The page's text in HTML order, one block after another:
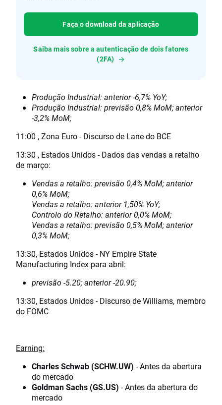
Faça o download da aplicação
Saiba mais sobre a autenticação de dois fatores
(2FA)
Produção Industrial: anterior -6,7% YoY;
Produção Industrial: previsão 0,8% MoM; anterior
-3,2% MoM;
11:00 , Zona Euro - Discurso de Lane do BCE
13:30 , Estados Unidos - Dados das vendas a retalho
de março:
Vendas a retalho: previsão 0,4% MoM; anterior
0,6% MoM;
Vendas a retalho: anterior 1,50% YoY;
Controlo do Retalho: anterior 0,0% MoM;
Vendas a retalho: previsão 0,5% MoM; anterior
0,3% MoM;
13:30, Estados Unidos - NY Empire State
Manufacturing Index para abril:
previsão -5.20; anterior -20.90;
13:30, Estados Unidos - Discurso de Williams, membro
do FOMC
Earning:
Charles Schwab (SCHW.UW) - Antes da abertura
do mercado
Goldman Sachs (GS.US) - Antes da abertura do
mercado